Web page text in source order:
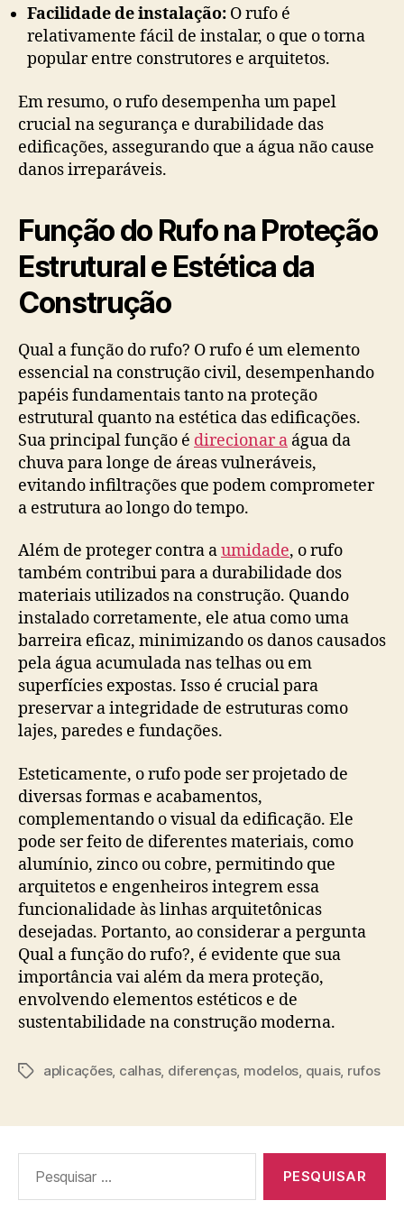
Facilidade de instalação: O rufo é
relativamente fácil de instalar, o que o torna
popular entre construtores e arquitetos.
Em resumo, o rufo desempenha um papel
crucial na segurança e durabilidade das
edificações, assegurando que a água não cause
danos irreparáveis.
Função do Rufo na Proteção
Estrutural e Estética da
Construção
Qual a função do rufo? O rufo é um elemento
essencial na construção civil, desempenhando
papéis fundamentais tanto na proteção
estrutural quanto na estética das edificações.
Sua principal função é direcionar a água da
chuva para longe de áreas vulneráveis,
evitando infiltrações que podem comprometer
a estrutura ao longo do tempo.
Além de proteger contra aumidade, o rufo
também contribui para a durabilidade dos
materiais utilizados na construção. Quando
instalado corretamente, ele atua como uma
barreira eficaz, minimizando os danos causados
pela água acumulada nas telhas ou em
superfícies expostas. Isso é crucial para
preservar a integridade de estruturas como
lajes, paredes e fundações.
Esteticamente, o rufo pode ser projetado de
diversas formas e acabamentos,
complementando o visual da edificação. Ele
pode ser feito de diferentes materiais, como
alumínio, zinco ou cobre, permitindo que
arquitetos e engenheiros integrem essa
funcionalidade às linhas arquitetônicas
desejadas. Portanto, ao considerar a pergunta
Qual a função do rufo?, é evidente que sua
importância vai além da mera proteção,
envolvendo elementos estéticos e de
sustentabilidade na construção moderna.
Tagsaplicações, calhas, diferenças, modelos quais, rufos
por: